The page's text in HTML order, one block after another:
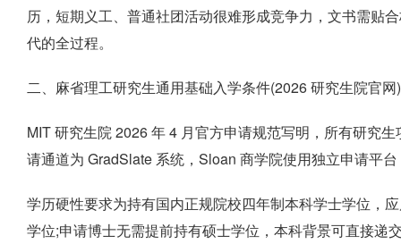
历，短期义工、普通社团活动很难形成竞争力，文书需贴
代的全过程。
二、麻省理工研究生通用基础入学条件(2026 研究生院官网)
MIT 研究生院 2026 年 4 月官方申请规范写明，所有研究
请通道为 GradSlate 系统，Sloan 商学院使用独立申请平
学历硬性要求为持有国内正规院校四年制本科学士学位，
学位;申请博士无需提前持有硕士学位，本科背景可直接递